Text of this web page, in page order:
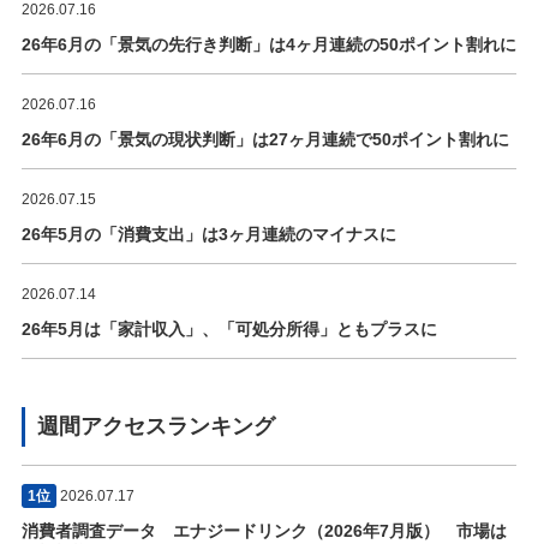
2026.07.16
26年6月の「景気の先行き判断」は4ヶ月連続の50ポイント割れに
2026.07.16
26年6月の「景気の現状判断」は27ヶ月連続で50ポイント割れに
2026.07.15
26年5月の「消費支出」は3ヶ月連続のマイナスに
2026.07.14
26年5月は「家計収入」、「可処分所得」ともプラスに
週間アクセスランキング
1位 2026.07.17
消費者調査データ エナジードリンク（2026年7月版） 市場は